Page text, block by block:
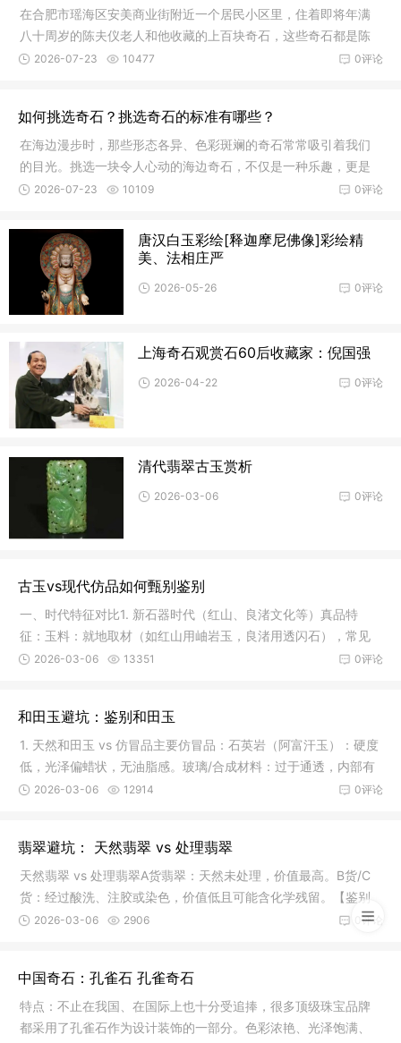
在合肥市瑶海区安美商业街附近一个居民小区里，住着即将年满
八十周岁的陈夫仪老人和他收藏的上百块奇石，这些奇石都是陈
老从全国
0评论
2026-07-23 10477
如何挑选奇石？挑选奇石的标准有哪些？
在海边漫步时，那些形态各异、色彩斑斓的奇石常常吸引着我们
的目光。挑选一块令人心动的海边奇石，不仅是一种乐趣，更是
一门需要
0评论
2026-07-23 10109
唐汉白玉彩绘[释迦摩尼佛像]彩绘精
美、法相庄严
0评论
2026-05-26
上海奇石观赏石60后收藏家：倪国强
0评论
2026-04-22
清代翡翠古玉赏析
0评论
2026-03-06
古玉vs现代仿品如何甄别鉴别
一、时代特征对比1. 新石器时代（红山、良渚文化等）真品特
征：玉料：就地取材（如红山用岫岩玉，良渚用透闪石），常见
自然沁色
0评论
2026-03-06 13351
和田玉避坑：鉴别和田玉
1. 天然和田玉 vs 仿冒品主要仿冒品：石英岩（阿富汗玉）：硬度
低，光泽偏蜡状，无油脂感。玻璃/合成材料：过于通透，内部有
气泡
0评论
2026-03-06 12914
翡翠避坑： 天然翡翠 vs 处理翡翠
天然翡翠 vs 处理翡翠A货翡翠：天然未处理，价值最高。B货/C
货：经过酸洗、注胶或染色，价值低且可能含化学残留。【鉴别
方法】证
0评论
2026-03-06 2906
中国奇石：孔雀石 孔雀奇石
特点：不止在我国、在国际上也十分受追捧，很多顶级珠宝品牌
都采用了孔雀石作为设计装饰的一部分。色彩浓艳、光泽饱满、